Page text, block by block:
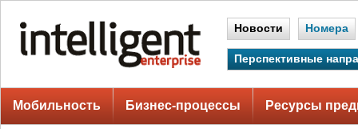
Новости Номера
Перспективные
Мобильность Бизнес-процессы Ресурсы